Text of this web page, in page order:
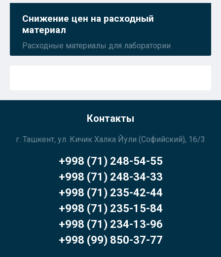
Снижение цен на расходный
материал
Расходные материалы для лаборатории
Контакты
г. Ташкент, ул. Кичик Халка Йули (Софийский), 16/3
+998 (71) 248-54-55
+998 (71) 248-34-33
+998 (71) 235-42-44
+998 (71) 235-15-84
+998 (71) 234-13-96
+998 (99) 850-37-77